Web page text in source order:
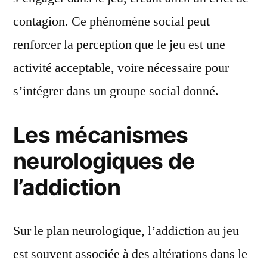
contagion. Ce phénomène social peut
renforcer la perception que le jeu est une
activité acceptable, voire nécessaire pour
s’intégrer dans un groupe social donné.
Les mécanismes
neurologiques de
l’addiction
Sur le plan neurologique, l’addiction au jeu
est souvent associée à des altérations dans le